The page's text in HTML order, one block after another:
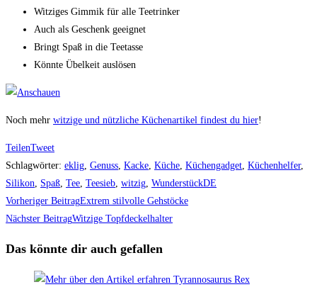
Witziges Gimmik für alle Teetrinker
Auch als Geschenk geeignet
Bringt Spaß in die Teetasse
Könnte Übelkeit auslösen
Noch mehr witzige und nützliche Küchenartikel findest du hier!
TeilenTweet
Schlagwörter: eklig, Genuss, Kacke, Küche, Küchengadget, Küchenhelfer,
Silikon, Spaß, Tee, Teesieb, witzig, WunderstückDE
Weitere
Artikel
ansehen
Vorheriger BeitragExtrem stilvolle Gehstöcke
Nächster BeitragWitzige Topfdeckelhalter
Das könnte dir auch gefallen